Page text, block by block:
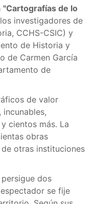
"Cartografías de lo
investigadores de
CCHS-CSIC) y
de Historia y
de Carmen García
de
de valor
incunables,
cientos más. La
obras
otras instituciones
persigue dos
se fije